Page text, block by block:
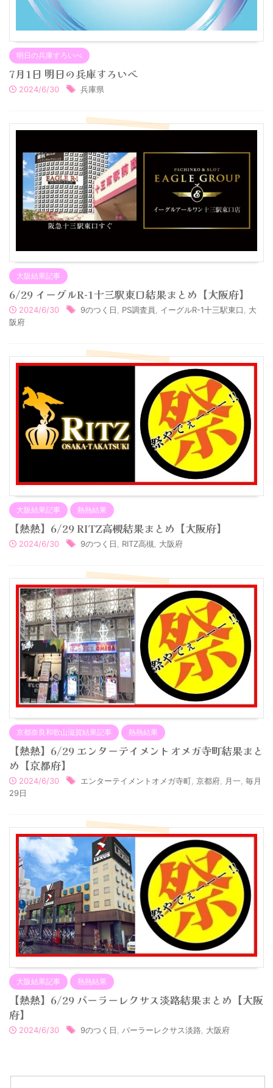
明日の兵庫すろいべ
7月1日 明日の兵庫すろいべ
2024/6/30 兵庫県
大阪結果記事
6/29 イーグルR-1十三駅東口結果まとめ【大阪府】
2024/6/30 9のつく日 PS調査員 イーグルR-1十三駅東口
大
阪府
大阪結果記事 熱熱結果
【熱熱】6/29 RITZ高槻結果まとめ【大阪府】
2024/6/30 9のつく日, RITZ高槻, 大阪府
京都奈良和歌山滋賀結果記事 熱熱結果
【熱熱】6/29 エンターテイメントオメガ寺町結果まと
め【京都府】
2024/6/30 エンターテイメントオメガ寺町 京都府 月一 毎月
29日
大阪結果記事 熱熱結果
【熱熱】6/29 パーラーレクサス淡路結果まとめ【大阪
府】
2024/6/30 9のつく日 パーラーレクサス淡路 大阪府